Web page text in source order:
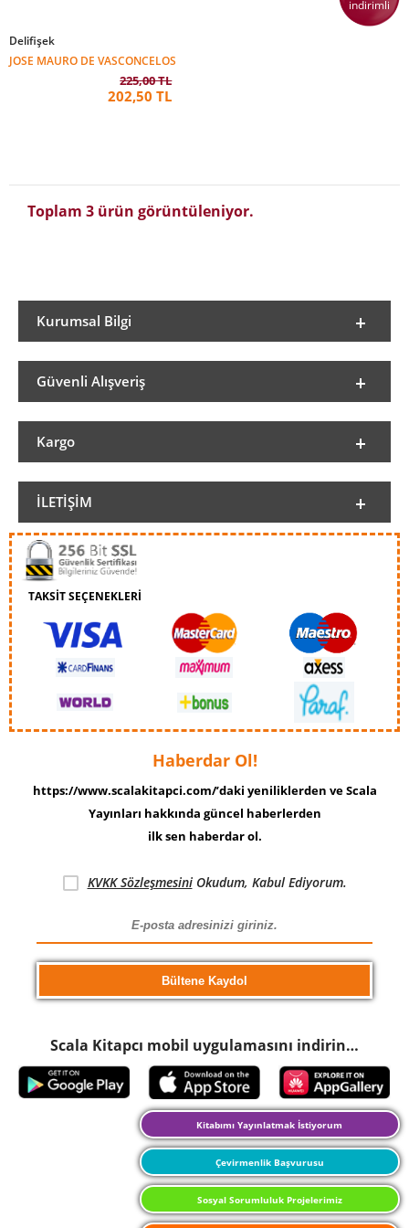
indirimli
Delifişek
JOSE MAURO DE VASCONCELOS
225,00 TL
202,50 TL
Toplam 3 ürün görüntüleniyor.
Kurumsal Bilgi
Güvenli Alışveriş
Kargo
İLETIŞIM
TAKSİT SEÇENEKLERİ
Haberdar Ol!
https://www.scalakitapci.com/’daki yeniliklerden ve Scala
Yayınları hakkında güncel haberlerden
ilk sen haberdar ol.
KVKK SözleşmesiniOkudum, Kabul Ediyorum.
Scala Kitapcı mobil uygulamasını indirin…
Kitabımı Yayınlatmak İstiyorum
Çevirmenlik Başvurusu
Sosyal Sorumluluk Projelerimiz